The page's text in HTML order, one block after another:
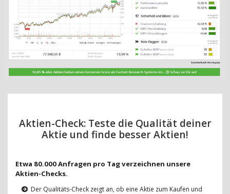
Aktien-Check: Teste die Qualität deiner
Aktie und finde besser Aktien!
Etwa 80.000 Anfragen pro Tag verzeichnen unsere
Aktien-Checks.
Der Qualitäts-Check zeigt an, ob eine Aktie zum Kaufen und